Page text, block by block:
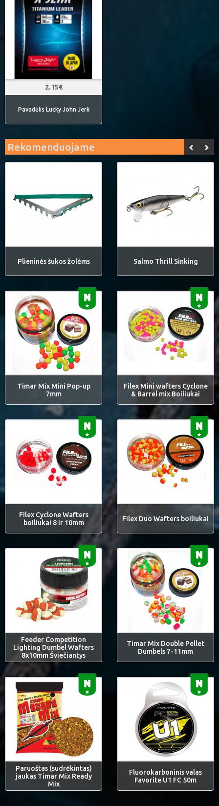
2.15€
Pavadėlis Lucky John Jerk
Rekomenduojame
Plieninės šukos žolėms Salmo Thrill Sinking
Timar Mix Mini Pop-up
7mm
Filex Mini wafters Cyclone
& Barrel mix Boiliukai
Filex Cyclone Wafters
boiliukai 8 ir 10mm
Filex Duo Wafters boiliukai
Feeder Competition
Lighting Dumbel Wafters
8x10mm Šviečiantys
Timar Mix Double Pellet
Dumbels 7-11mm
Paruoštas (sudrėkintas)
jaukas Timar Mix Ready
Mix
Fluorokarboninis valas
Favorite U1 FC 50m